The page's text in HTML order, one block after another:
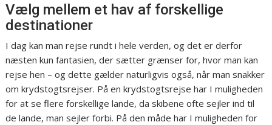
Vælg mellem et hav af forskellige
destinationer
I dag kan man rejse rundt i hele verden, og det er derfor
næsten kun fantasien, der sætter grænser for, hvor man kan
rejse hen – og dette gælder naturligvis også, når man snakker
om krydstogtsrejser. På en krydstogtsrejse har I muligheden
for at se flere forskellige lande, da skibene ofte sejler ind til
de lande, man sejler forbi. På den måde har I muligheden for